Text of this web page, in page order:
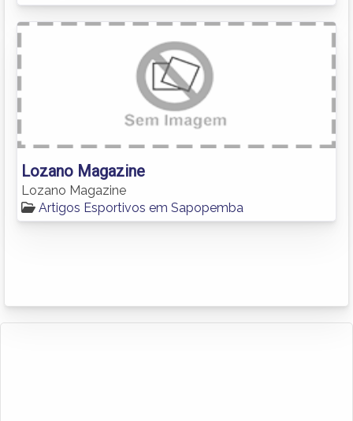
Lozano Magazine
Lozano Magazine
Artigos Esportivos em Sapopemba